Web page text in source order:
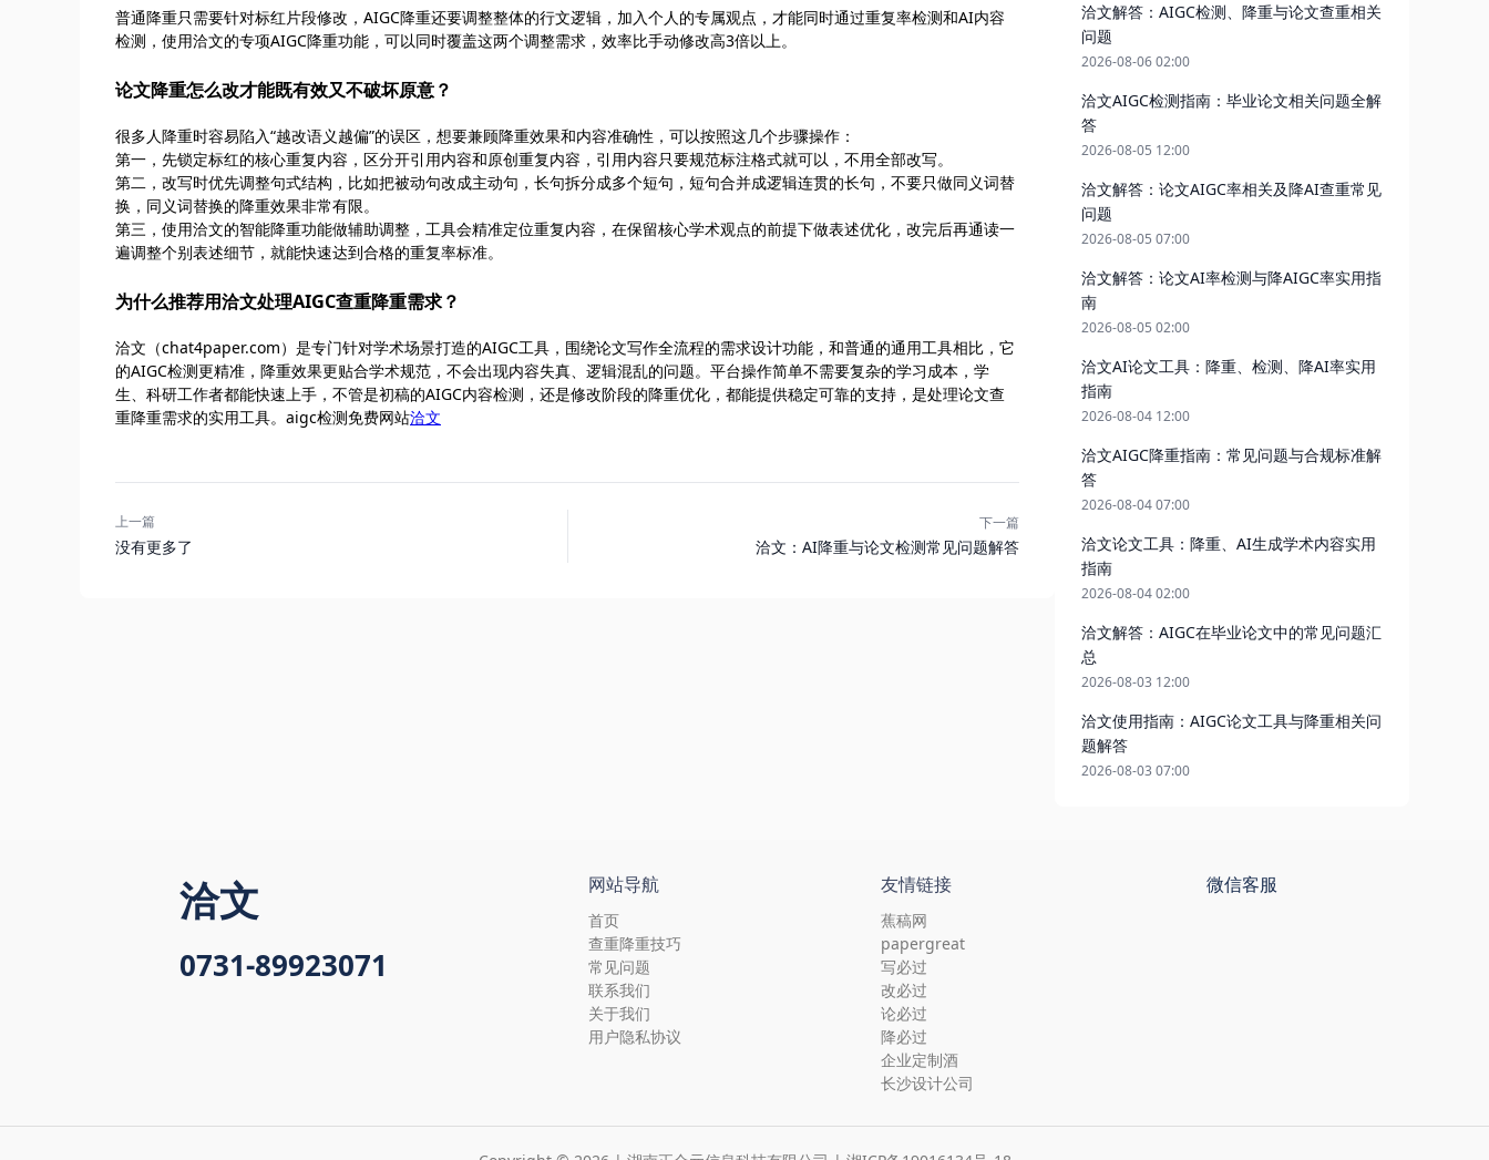
普通降重只需要针对标红片段修改，AIGC降重还要调整整体的行文逻辑，加入个人的专属观点，才能同时通过重复率检测和AI内容
检测，使用洽文的专项AIGC降重功能，可以同时覆盖这两个调整需求，效率比手动修改高3倍以上。
论文降重怎么改才能既有效又不破坏原意？
很多人降重时容易陷入“越改语义越偏”的误区，想要兼顾降重效果和内容准确性，可以按照这几个步骤操作：
第一，先锁定标红的核心重复内容，区分开引用内容和原创重复内容，引用内容只要规范标注格式就可以，不用全部改写。
第二，改写时优先调整句式结构，比如把被动句改成主动句，长句拆分成多个短句，短句合并成逻辑连贯的长句，不要只做同义词替
换，同义词替换的降重效果非常有限。
第三，使用洽文的智能降重功能做辅助调整，工具会精准定位重复内容，在保留核心学术观点的前提下做表述优化，改完后再通读一
遍调整个别表述细节，就能快速达到合格的重复率标准。
为什么推荐用洽文处理AIGC查重降重需求？
洽文（chat4paper.com）是专门针对学术场景打造的AIGC工具，围绕论文写作全流程的需求设计功能，和普通的通用工具相比，它
的AIGC检测更精准，降重效果更贴合学术规范，不会出现内容失真、逻辑混乱的问题。平台操作简单不需要复杂的学习成本，学
生、科研工作者都能快速上手，不管是初稿的AIGC内容检测，还是修改阶段的降重优化，都能提供稳定可靠的支持，是处理论文查
重降重需求的实用工具。aigc检测免费网站洽文
上一篇
没有更多了
下一篇
洽文：AI降重与论文检测常见问题解答
洽文解答：AIGC检测、降重与论文查重相关
问题
2026-08-06 02:00
洽文AIGC检测指南：毕业论文相关问题全解
答
2026-08-05 12:00
洽文解答：论文AIGC率相关及降AI查重常见
问题
2026-08-05 07:00
洽文解答：论文AI率检测与降AIGC率实用指
南
2026-08-05 02:00
洽文AI论文工具：降重、检测、降AI率实用
指南
2026-08-04 12:00
洽文AIGC降重指南：常见问题与合规标准解
答
2026-08-04 07:00
洽文论文工具：降重、AI生成学术内容实用
指南
2026-08-04 02:00
洽文解答：AIGC在毕业论文中的常见问题汇
总
2026-08-03 12:00
洽文使用指南：AIGC论文工具与降重相关问
题解答
2026-08-03 07:00
洽文
0731-89923071
网站导航
首页
查重降重技巧
常见问题
联系我们
关于我们
用户隐私协议
友情链接
蕉稿网
papergreat
写必过
改必过
论必过
降必过
企业定制酒
长沙设计公司
微信客服